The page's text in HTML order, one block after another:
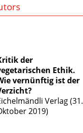
der
Ethik.
vernünftig ist der
Verlag (31.
2019)